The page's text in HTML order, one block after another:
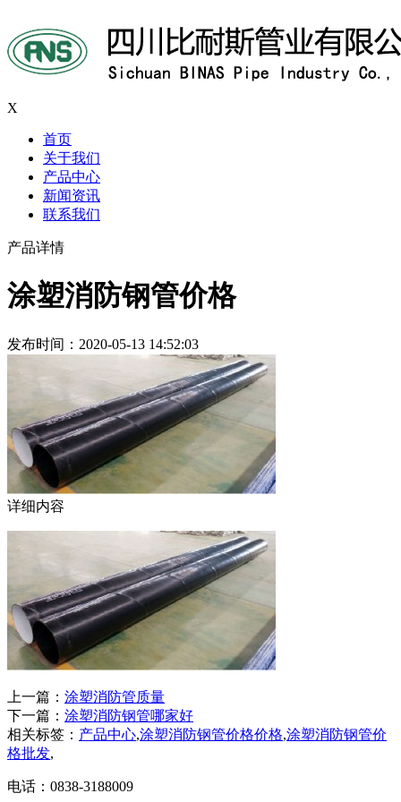
X
首页
关于我们
产品中心
新闻资讯
联系我们
产品详情
涂塑消防钢管价格
发布时间：2020-05-13 14:52:03
详细内容
上一篇： 涂塑消防管质量
下一篇： 涂塑消防钢管哪家好
相关标签： 产品中心,涂塑消防钢管价格价格,涂塑消防钢管价
格批发,
电话：0838-3188009